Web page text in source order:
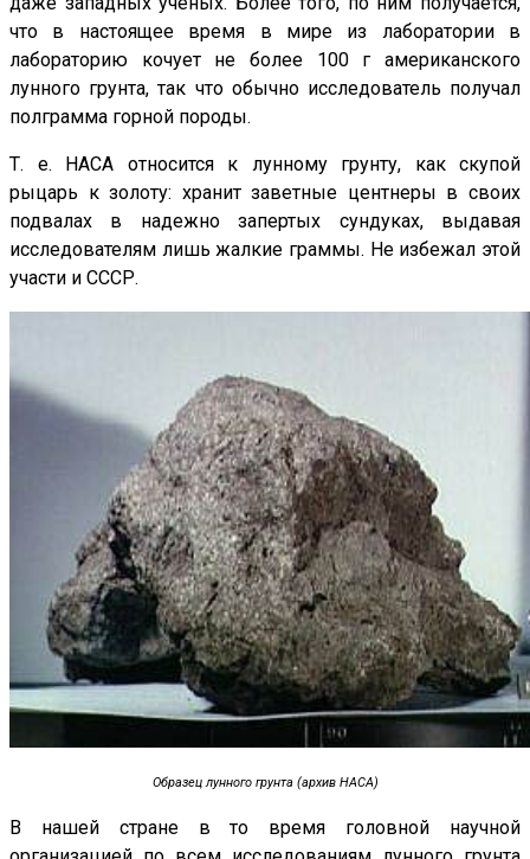
что в настоящее время в мире из лаборатории в
лабораторию кочует не более 100 г американского
лунного грунта, так что обычно исследователь получал
полграмма горной породы.
Т. е. НАСА относится к лунному грунту, как скупой
рыцарь к золоту: хранит заветные центнеры в своих
подвалах в надежно запертых сундуках, выдавая
исследователям лишь жалкие граммы. Не избежал этой
участи и СССР.
Образец лунного грунта (архив НАСА)
В нашей стране в то время головной научной